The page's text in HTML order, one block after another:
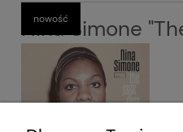
Nina Simone
nowość